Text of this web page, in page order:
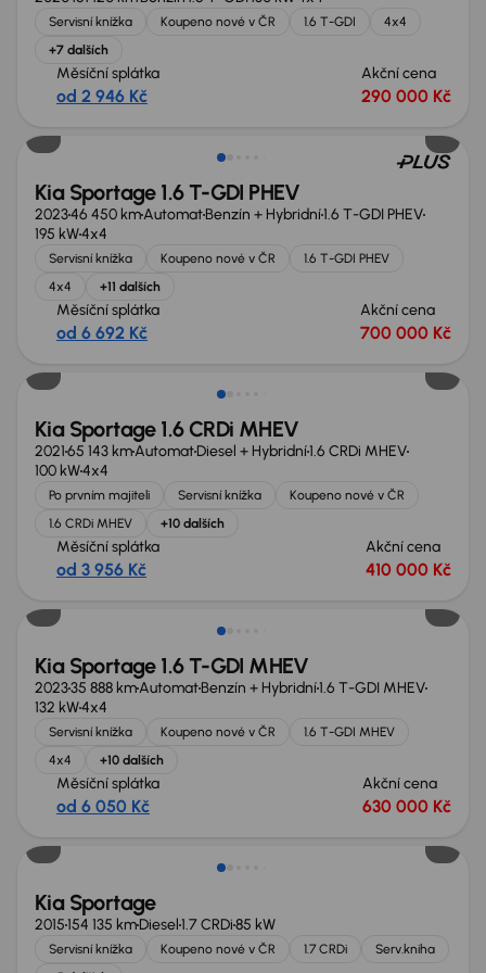
Servisní knížka Koupeno nové v ČR 1.6 T-GDI
4x4
+7 dalších
Měsíční splátka
od 2 946 Kč
Akční cena
290 000 Kč
Možnost odpočtu DPH
Kia Sportage 1.6 T-GDI PHEV
202346 450 kmAutomatBenzín + Hybridní1.6 T-GDI PHEV
195 kW4x4
Servisní knížka Koupeno nové v ČR
1.6 T-GDI PHEV
4x4
+11 dalších
Měsíční splátka
od 6 692 Kč
Akční cena
700 000 Kč
Možnost odpočtu DPH
Kia Sportage 1.6 CRDi MHEV
202165 143 kmAutomatDiesel + Hybridní1.6 CRDi MHEV
100 kW4x4
Po prvním majiteli Servisní knížka
Koupeno nové v ČR
1.6 CRDi MHEV
+10 dalších
Měsíční splátka
od 3 956 Kč
Akční cena
410 000 Kč
Možnost odpočtu DPH
Kia Sportage 1.6 T-GDI MHEV
202335 888 kmAutomatBenzín + Hybridní1.6 T-GDI MHEV
132 kW4x4
Servisní knížka Koupeno nové v ČR
1.6 T-GDI MHEV
4x4
+10 dalších
Měsíční splátka
od 6 050 Kč
Akční cena
630 000 Kč
Kia Sportage
2015154 135 kmDiesel1.7 CRDi85 kW
Servisní knížka Koupeno nové v ČR 1.7 CRDi
Serv.kniha